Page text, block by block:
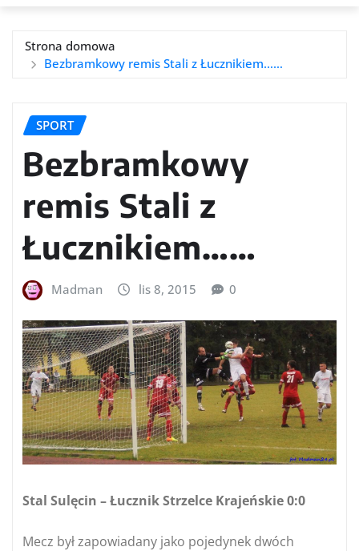
Strona domowa
Bezbramkowy remis Stali z Łucznikiem……
SPORT
Bezbramkowy
remis Stali z
Łucznikiem……
Madman lis 8, 2015 0
Stal Sulęcin – Łucznik Strzelce Krajeńskie 0:0
Mecz był zapowiadany jako pojedynek dwóch